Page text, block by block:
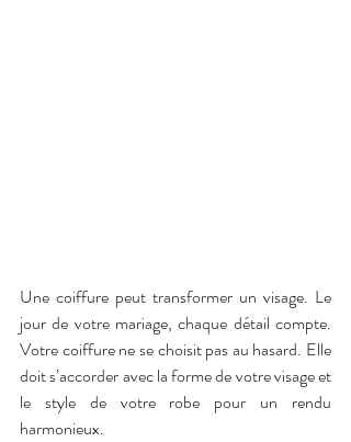
Une coiffure peut transformer un visage. Le
jour de votre mariage, chaque détail compte.
Votre coiffure ne se choisit pas au hasard. Elle
doit s’accorder avec la forme de votre visage et
le style de votre robe pour un rendu
harmonieux.